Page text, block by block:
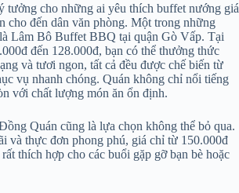
tưởng cho những ai yêu thích buffet nướng giá
cho đến dân văn phòng. Một trong những
Lâm Bô Buffet BBQ tại quận Gò Vấp. Tại
đến 128.000đ, bạn có thể thưởng thức
và tươi ngon, tất cả đều được chế biến từ
vụ nhanh chóng. Quán không chỉ nổi tiếng
với chất lượng món ăn ổn định.
Quán cũng là lựa chọn không thể bỏ qua.
và thực đơn phong phú, giá chỉ từ 150.000đ
thích hợp cho các buổi gặp gỡ bạn bè hoặc